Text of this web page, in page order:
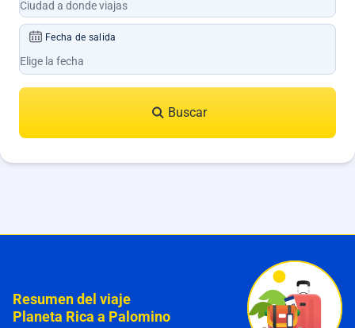
Fecha de salida
Buscar
Resumen del viaje
Planeta Rica a Palomino